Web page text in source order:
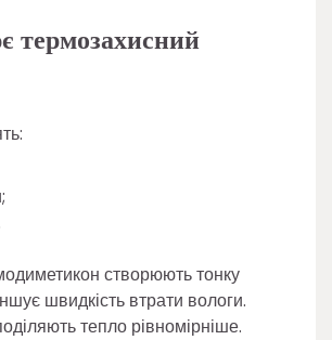
термозахисний
створюють тонку
швидкість втрати вологи.
тепло рівномірніше.